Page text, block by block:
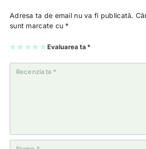
Adresa ta de email nu va fi publicată.
sunt marcate cu *
Evaluarea ta *
U
n
2
5
st
el
3
5
st
el
4
5
st
el
5
5
st
el